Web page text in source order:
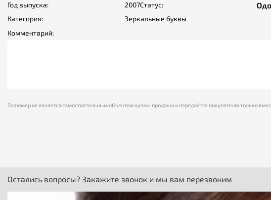
Год выпуска:
2007Статус:
Категория:
Зеркальные буквы
Комментарий:
Госномер не является самостоятельным объектом купли-продажи и передаётся покупателю только
Остались вопросы? Закажите звонок и мы вам перезвоним